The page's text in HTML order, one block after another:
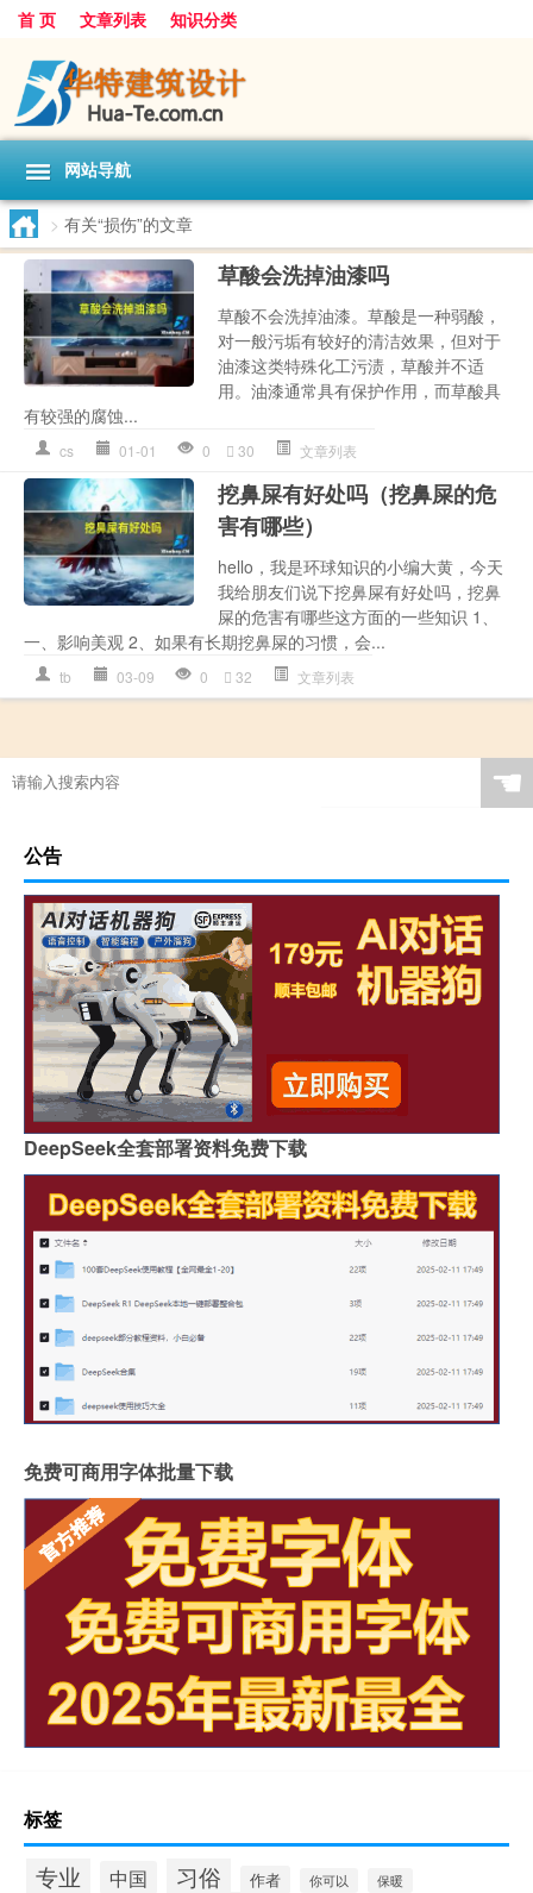
首 页 文章列表 知识分类
网站导航
> 有关“损伤”的文章
草酸会洗掉油漆吗
草酸不会洗掉油漆。草酸是一种弱酸，
对一般污垢有较好的清洁效果，但对于
油漆这类特殊化工污渍，草酸并不适
用。油漆通常具有保护作用，而草酸具
有较强的腐蚀...
cs 01-01 0 30 文章列表
挖鼻屎有好处吗（挖鼻屎的危
害有哪些）
hello，我是环球知识的小编大黄，今天
我给朋友们说下挖鼻屎有好处吗，挖鼻
屎的危害有哪些这方面的一些知识 1、
一、影响美观 2、如果有长期挖鼻屎的习惯，会...
tb 03-09 0 32 文章列表
☚
公告
DeepSeek全套部署资料免费下载
免费可商用字体批量下载
标签
专业 中国 习俗 作者 你可以 保暖